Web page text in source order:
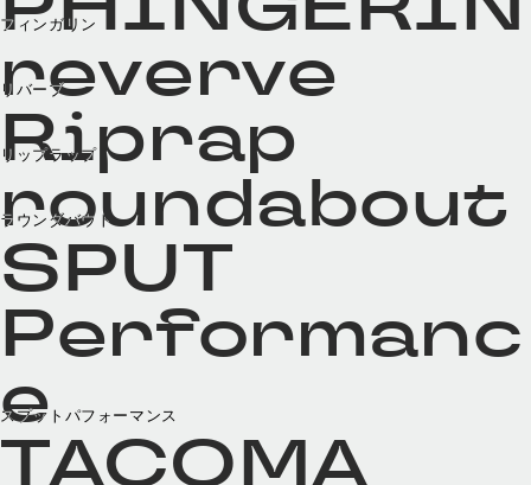
フィンガリン
reverve
リバーブ
Riprap
リップラップ
roundabout
ラウンダバウト
SPUT
Performanc
e
スプットパフォーマンス
TACOMA